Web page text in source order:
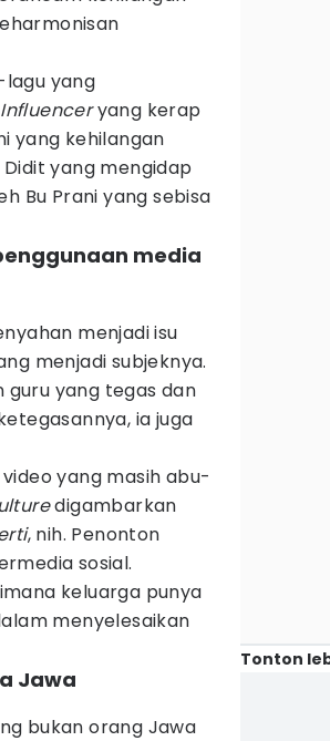
yang
Influenceryang kerap
yang kehilangan
yang mengidap
Bu Prani yang sebisa
media
menjadi isu
menjadi subjeknya.
guru yang tegas dan
ia juga
yang masih abu-
digambarkan
, nih. Penonton
sosial.
keluarga punya
menyelesaikan
Jawa
bukan orang Jawa
Tonton